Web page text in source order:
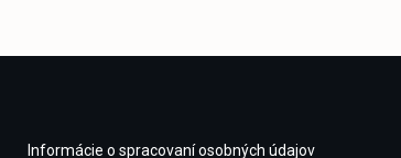
Informácie o spracovaní osobných údajov